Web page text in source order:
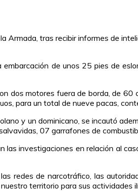
tras recibir informes de
embarcación de unos 25 pies de
dos motores fuera de borda, de
para un total de nueve pacas,
y un dominicano, se incautó
07 garrafones de
las investigaciones en relación al
redes de narcotráfico, las
territorio para sus actividades